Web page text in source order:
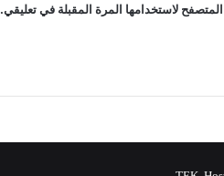
لاستخدامها المرة المقبلة في تعليقي.